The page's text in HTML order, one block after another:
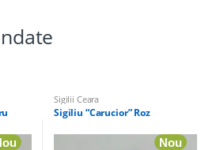
Sigilii Ceara
Sigiliu “Carucior” Roz
Nou